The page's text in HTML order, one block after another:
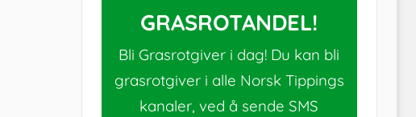
GRASROTANDEL!
Bli Grasrotgiver i dag! Du kan bli
grasrotgiver i alle Norsk Tippings
kanaler, ved å sende SMS